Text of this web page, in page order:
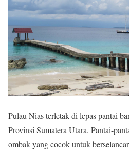
Pulau Nias terletak di lepas pantai
Provinsi Sumatera Utara. Pantai-
ombak yang cocok untuk